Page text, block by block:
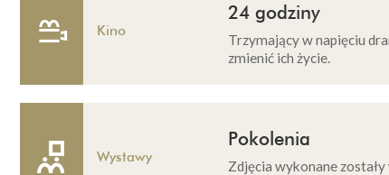
Kino
24 godziny
Trzymający w napięciu
zmienić ich życie.
Wystawy
Pokolenia
Zdjęcia wykonane